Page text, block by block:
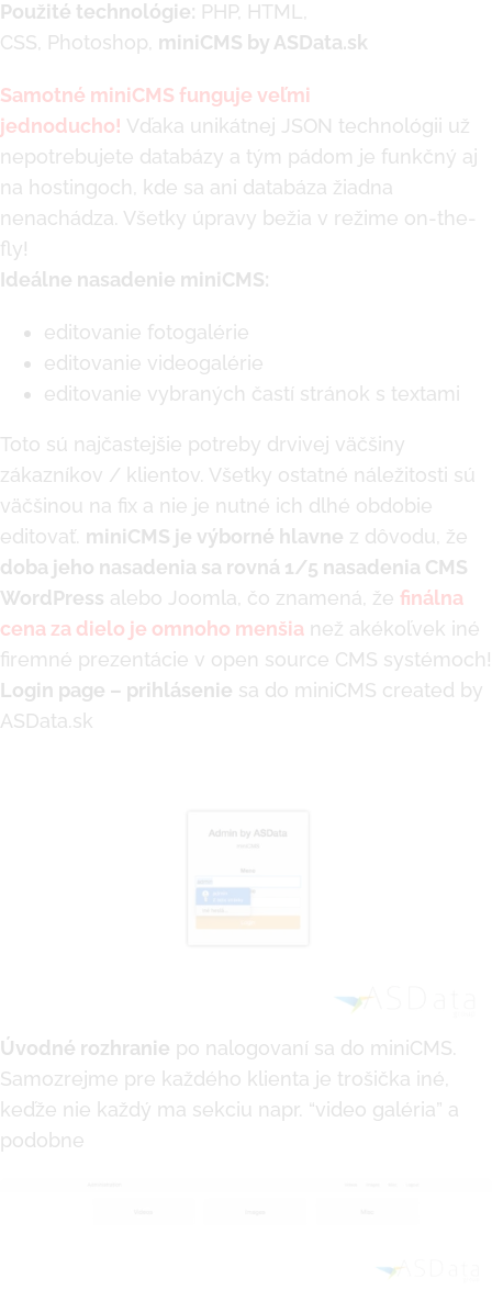
Použité technológie: PHP, HTML,
CSS, Photoshop, miniCMS by ASData.sk
Samotné miniCMS funguje veľmi
jednoducho! Vďaka unikátnej JSON technológii už
nepotrebujete databázy a tým pádom je funkčný aj
na hostingoch, kde sa ani databáza žiadna
nenachádza. Všetky úpravy bežia v režime on-the-
fly!
Ideálne nasadenie miniCMS:
editovanie fotogalérie
editovanie videogalérie
editovanie vybraných častí stránok s textami
Toto sú najčastejšie potreby drvivej väčšiny
zákazníkov / klientov. Všetky ostatné náležitosti sú
väčšinou na fix a nie je nutné ich dlhé obdobie
editovať. miniCMS je výborné hlavne z dôvodu, že
doba jeho nasadenia sa rovná 1/5 nasadenia CMS
WordPress alebo Joomla, čo znamená, že finálna
cena za dielo je omnoho menšia než akékoľvek iné
firemné prezentácie v open source CMS systémoch!
Login page – prihlásenie sa do miniCMS created by
ASData.sk
Úvodné rozhranie po nalogovaní sa do miniCMS.
Samozrejme pre každého klienta je trošička iné,
keďže nie každý ma sekciu napr. “video galéria” a
podobne